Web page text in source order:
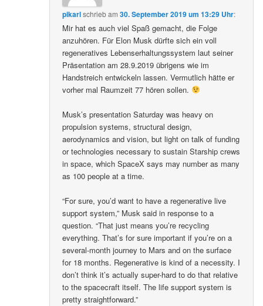
pikarlschriebam30. September 2019 um 13:29 Uhr:
Mir hat es auch viel Spaß gemacht, die Folge
anzuhören. Für Elon Musk dürfte sich ein voll
regeneratives Lebenserhaltungssystem laut seiner
Präsentation am 28.9.2019 übrigens wie im
Handstreich entwickeln lassen. Vermutlich hätte er
vorher mal Raumzeit 77 hören sollen.
Musk’s presentation Saturday was heavy on
propulsion systems, structural design,
aerodynamics and vision, but light on talk of funding
or technologies necessary to sustain Starship crews
in space, which SpaceX says may number as many
as 100 people at a time.
“For sure, you’d want to have a regenerative live
support system,” Musk said in response to a
question. “That just means you’re recycling
everything. That’s for sure important if you’re on a
several-month journey to Mars and on the surface
for 18 months. Regenerative is kind of a necessity. I
don’t think it’s actually super-hard to do that relative
to the spacecraft itself. The life support system is
pretty straightforward.”